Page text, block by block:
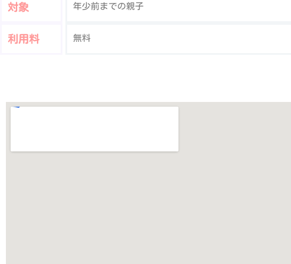
対象 年少前までの親子
利用料 無料